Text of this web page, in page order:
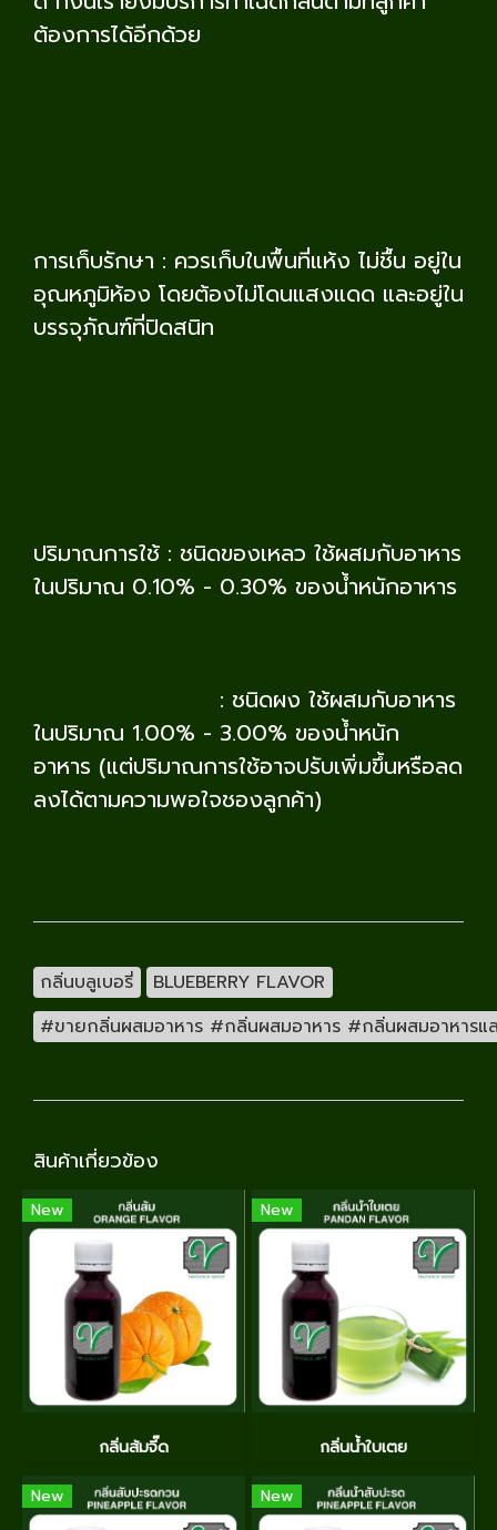
ต้องการได้อีกด้วย
การเก็บรักษา : ควรเก็บในพื้นที่แห้ง ไม่ชื้น อยู่ใน
อุณหภูมิห้อง โดยต้องไม่โดนแสงแดด และอยู่ใน
บรรจุภัณฑ์ที่ปิดสนิท
ปริมาณการใช้ : ชนิดของเหลว ใช้ผสมกับอาหาร
ในปริมาณ 0.10% - 0.30% ของน้ำหนักอาหาร
: ชนิดผง ใช้ผสมกับอาหาร
ในปริมาณ 1.00% - 3.00% ของน้ำหนัก
อาหาร (แต่ปริมาณการใช้อาจปรับเพิ่มขึ้นหรือลด
ลงได้ตามความพอใจชองลูกค้า)
กลิ่นบลูเบอรี่
BLUEBERRY FLAVOR
#ขายกลิ่นผสมอาหาร #กลิ่นผสมอาหาร #กลิ่นผสมอาหารแ
สินค้าเกี่ยวข้อง
New
กลิ่นส้มจี๊ด
New
กลิ่นน้ำใบเตย
New New